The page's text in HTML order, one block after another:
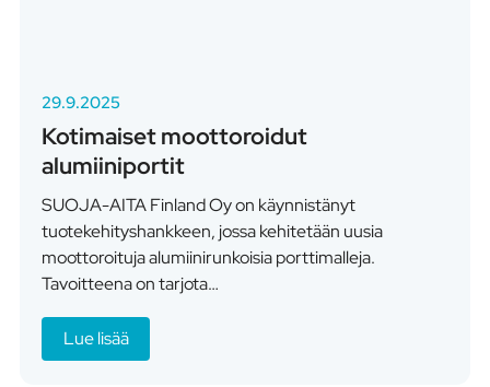
29.9.2025
Kotimaiset moottoroidut
alumiiniportit
SUOJA-AITA Finland Oy on käynnistänyt
tuotekehityshankkeen, jossa kehitetään uusia
moottoroituja alumiinirunkoisia porttimalleja.
Tavoitteena on tarjota…
Lue lisää